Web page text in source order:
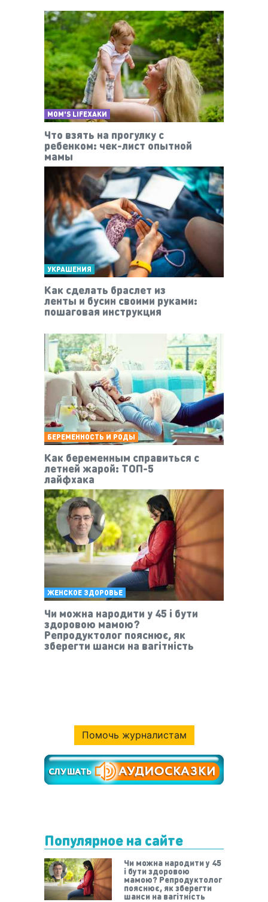
MOM'S LIFEХАКИ
Что взять на прогулку с
ребенком: чек-лист опытной
мамы
УКРАШЕНИЯ
Как сделать браслет из
ленты и бусин своими руками:
пошаговая инструкция
БЕРЕМЕННОСТЬ И РОДЫ
Как беременным справиться с
летней жарой: ТОП-5
лайфхака
ЖЕНСКОЕ ЗДОРОВЬЕ
Чи можна народити у 45 і бути
здоровою мамою?
Репродуктолог пояснює, як
зберегти шанси на вагітність
Помочь журналистам
Популярное на сайте
Чи можна народити у 45
і бути здоровою
мамою? Репродуктолог
пояснює, як зберегти
шанси на вагітність